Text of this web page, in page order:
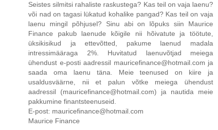
Seistes silmitsi rahaliste raskustega? Kas teil on vaja laenu?
või nad on tagasi lükatud kohalike pangad? Kas teil on vaja
laenu mingil põhjusel? Sinu abi on lõpuks siin Maurice
Finance pakub laenude kõigile nii hõivatute ja töötute,
üksikisikud ja ettevõtted, pakume laenud madala
intressimääraga 2%. Huvitatud laenuvõtjad meiega
ühendust e-posti aadressil mauricefinance@hotmail.com ja
saada oma laenu täna. Meie teenused on kiire ja
usaldusväärne, nii et palun võtke meiega ühendust
aadressil (mauricefinance@hotmail.com) ja nautida meie
pakkumine finantsteenuseid.
E-post: mauricefinance@hotmail.com
Maurice Finance